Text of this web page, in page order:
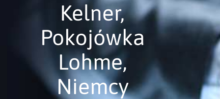
Kelner,
Pokojówka
Lohme,
Niemcy